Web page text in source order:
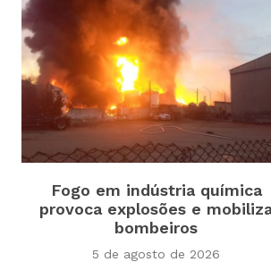
Fogo em indústria química
provoca explosões e
bombeiros
5 de agosto de 2026